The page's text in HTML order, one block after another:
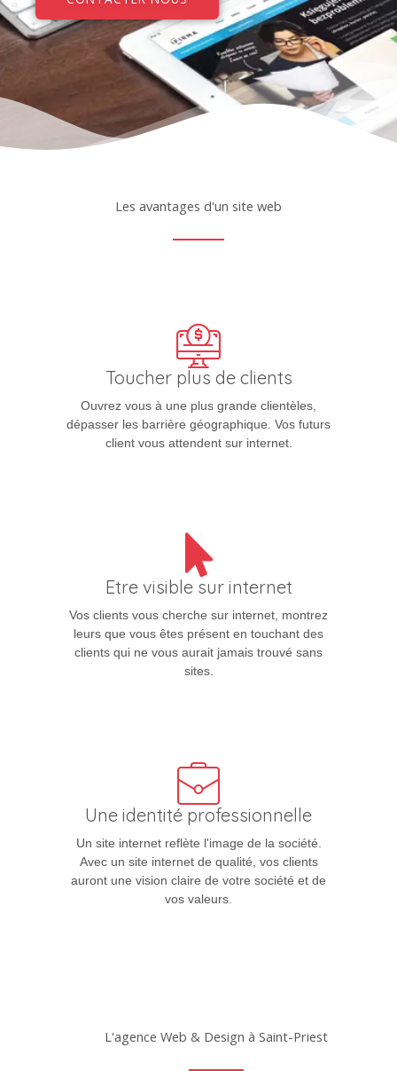
Les avantages d'un site web
Toucher plus de clients
Ouvrez vous à une plus grande clientèles,
dépasser les barrière géographique. Vos futurs
client vous attendent sur internet.
Etre visible sur internet
Vos clients vous cherche sur internet, montrez
leurs que vous êtes présent en touchant des
clients qui ne vous aurait jamais trouvé sans
sites.
Une identité professionnelle
Un site internet reflète l'image de la société.
Avec un site internet de qualité, vos clients
auront une vision claire de votre société et de
vos valeurs.
L'agence Web & Design à Saint-Priest